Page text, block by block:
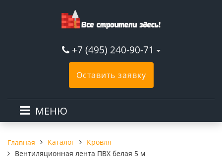
+7 (495) 240-90-71
Оставить заявку
МЕНЮ
Главная Каталог
Кровля
Вентиляционная лента ПВХ белая 5 м